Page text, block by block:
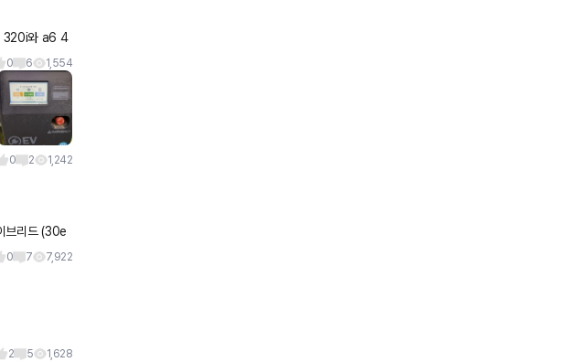
320i와 a6 4
0 6 1,554
0 2 1,242
브리드 (30e
0 7 7,922
2 5 1,628